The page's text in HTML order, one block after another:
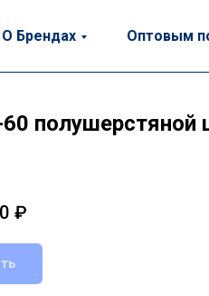
О Брендах Оптовым
₽